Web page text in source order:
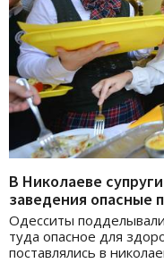
В Николаеве
заведения опасные
Одесситы
туда опасное для
поставлялись в